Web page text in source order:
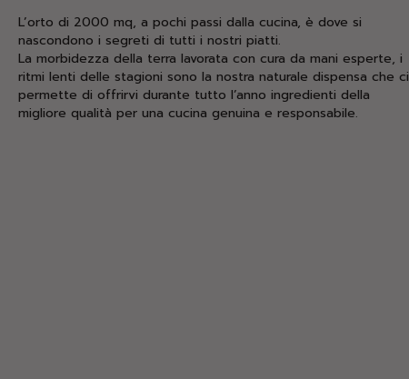
L’orto di 2000 mq, a pochi passi dalla cucina, è dove si
nascondono i segreti di tutti i nostri piatti.
La morbidezza della terra lavorata con cura da mani esperte, i
ritmi lenti delle stagioni sono la nostra naturale dispensa che ci
permette di offrirvi durante tutto l’anno ingredienti della
migliore qualità per una cucina genuina e responsabile.